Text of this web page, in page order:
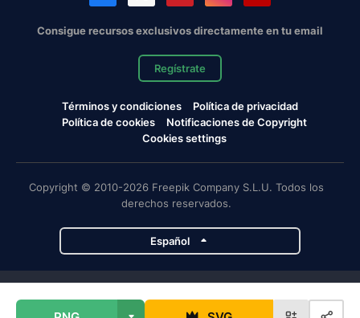
Consigue recursos exclusivos directamente en tu email
Regístrate
Términos y condiciones
Política de privacidad
Política de cookies
Notificaciones de Copyright
Cookies settings
Copyright © 2010-2026 Freepik Company S.L.U. Todos los
derechos reservados.
Español